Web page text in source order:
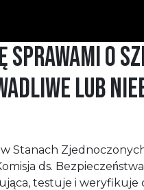
sprawami o
lub
Stanach
ds.
testuje i